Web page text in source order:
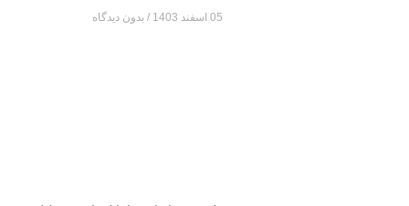
05 اسفند 1403 بدون دیدگاه